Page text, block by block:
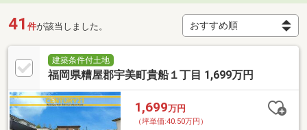
41 件が該当しました。
建築条件付土地
福岡県糟屋郡宇美町貴船１丁目 1,699万円
1,699万円
（坪単価:40.50万円）